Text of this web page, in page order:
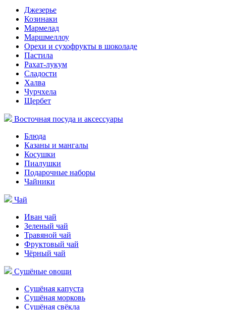
Джезерье
Козинаки
Мармелад
Маршмеллоу
Орехи и сухофрукты в шоколаде
Пастила
Рахат-лукум
Сладости
Халва
Чурчхела
Щербет
Восточная посуда и аксессуары
Блюда
Казаны и мангалы
Косушки
Пиалушки
Подарочные наборы
Чайники
Чай
Иван чай
Зеленый чай
Травяной чай
Фруктовый чай
Чёрный чай
Сушёные овощи
Сушёная капуста
Сушёная морковь
Сушёная свёкла